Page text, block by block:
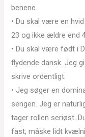
benene.
• Du skal være en
23 og ikke ældre end
• Du skal være født i
flydende dansk. Jeg
skrive ordentligt.
• Jeg søger en
sengen. Jeg er
tager rollen seriøst.
fast, måske lidt